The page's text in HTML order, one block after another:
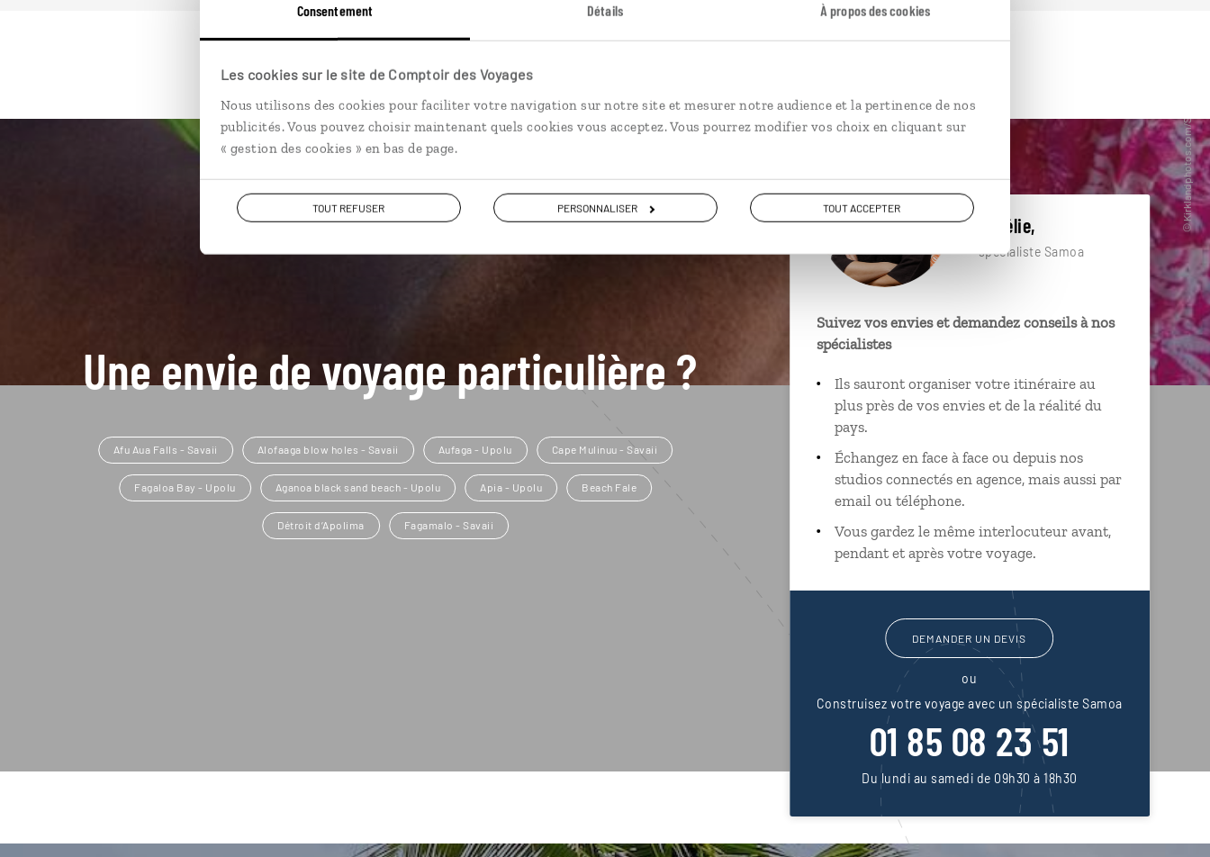
Consentement Détails À propos des cookies
Les cookies sur le site de Comptoir des Voyages
Nous utilisons des cookies pour faciliter votre navigation sur notre site et mesurer notre audience et la pertinence de nos
publicités. Vous pouvez choisir maintenant quels cookies vous acceptez. Vous pourrez modifier vos choix en cliquant sur
« gestion des cookies » en bas de page.
TOUT REFUSER PERSONNALISER TOUT ACCEPTER
Une envie de voyage particulière ?
Afu Aua Falls - Savaii Alofaaga blow holes - Savaii Aufaga - Upolu Cape Mulinuu - Savaii
Fagaloa Bay - Upolu Aganoa black sand beach - Upolu Apia - Upolu Beach Fale
Détroit d’Apolima Fagamalo - Savaii
Aurélie,
spécialiste Samoa
Suivez vos envies et demandez conseils à nos
spécialistes
Ils sauront organiser votre itinéraire au
plus près de vos envies et de la réalité du
pays.
Échangez en face à face ou depuis nos
studios connectés en agence, mais aussi par
email ou téléphone.
Vous gardez le même interlocuteur avant,
pendant et après votre voyage.
DEMANDER UN DEVIS
ou
Construisez votre voyage avec un spécialiste Samoa
01 85 08 23 51
Du lundi au samedi de 09h30 à 18h30